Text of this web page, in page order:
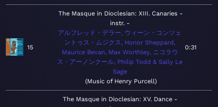
15
The Masque in Dioclesian: XIII. Canaries -
instr.
アルフレッド・デラー, ウィーン・コンツェ
ントゥス・ムジクス, Honor Sheppard,
Maurice Bevan, Max Worthley, ニコラウ
ス・アーノンクール, Philip Todd & Sally Le
Sage
Music of Henry Purcell
0:31
The Masque in Dioclesian: XV. Dance -